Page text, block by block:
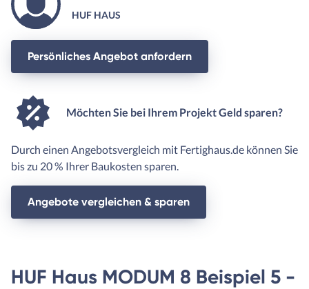
HUF HAUS
Persönliches Angebot anfordern
Möchten Sie bei Ihrem Projekt Geld sparen?
Durch einen Angebotsvergleich mit Fertighaus.de können Sie
bis zu 20 % Ihrer Baukosten sparen.
Angebote vergleichen & sparen
HUF Haus MODUM 8 Beispiel 5 -